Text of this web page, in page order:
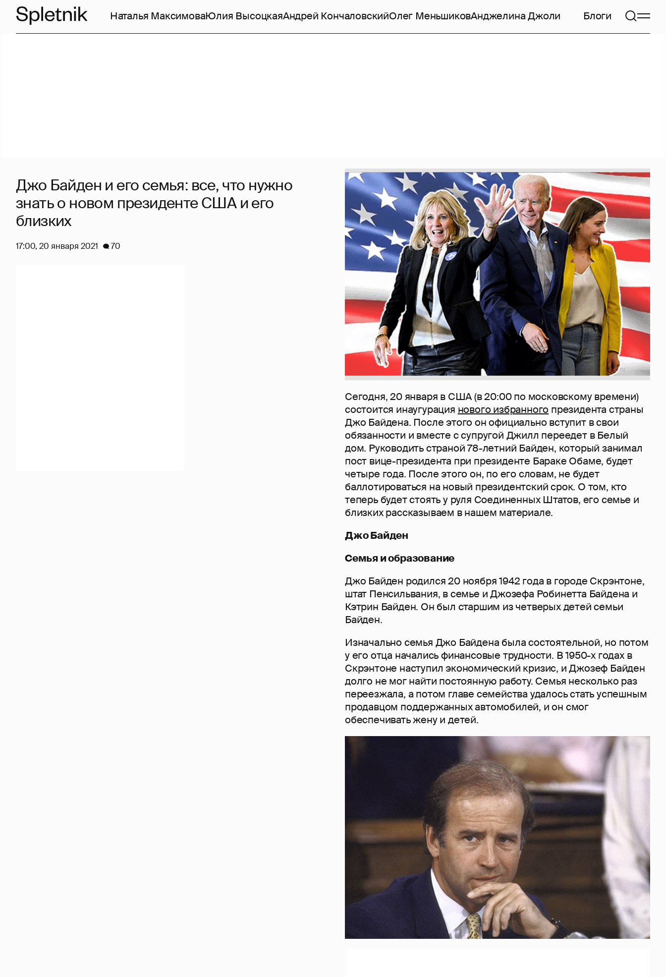
Наталья МаксимоваЮлия ВысоцкаяАндрей КончаловскийОлег МеньшиковАнджелина Джоли Блоги
Сегодня, 20 января в США (в 20:00 по московскому времени)
состоится инаугурация нового избранного президента страны
Джо Байдена. После этого он официально вступит в свои
обязанности и вместе с супругой Джилл переедет в Белый
дом. Руководить страной 78-летний Байден, который занимал
пост вице-президента при президенте Бараке Обаме, будет
четыре года. После этого он, по его словам, не будет
баллотироваться на новый президентский срок. О том, кто
теперь будет стоять у руля Соединенных Штатов, его семье и
близких рассказываем в нашем материале.
Джо Байден
Семья и образование
Джо Байден родился 20 ноября 1942 года в городе Скрэнтоне,
штат Пенсильвания, в семье и Джозефа Робинетта Байдена и
Кэтрин Байден. Он был старшим из четверых детей семьи
Байден.
Изначально семья Джо Байдена была состоятельной, но потом
у его отца начались финансовые трудности. В 1950-х годах в
Скрэнтоне наступил экономический кризис, и Джозеф Байден
долго не мог найти постоянную работу. Семья несколько раз
переезжала, а потом главе семейства удалось стать успешным
продавцом поддержанных автомобилей, и он смог
обеспечивать жену и детей.
Джо Байден и его семья: все, что нужно
знать о новом президенте США и его
близких
17:00, 20 января 2021 70